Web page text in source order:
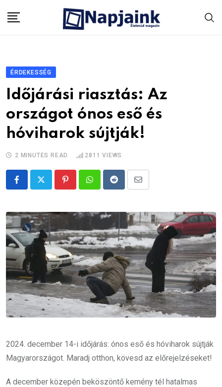
ÉRDEKESSÉG
Időjárási riasztás: Az
országot ónos eső és
hóviharok sújtják!
2 MINUTES READ 2811 VIEWS
PinterestWhatsappRedditShare
Email
2024. december 14-i időjárás: ónos eső és hóviharok sújtják
Magyarországot. Maradj otthon, kövesd az előrejelzéseket!
A december közepén beköszöntő kemény tél hatalmas